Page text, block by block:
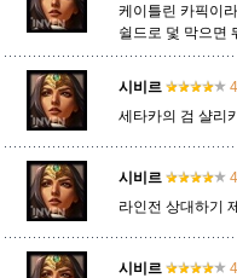
케이틀린 카픽이
쉴드로 덫 막으면
시비르
세타카의 검 샬리
시비르
라인전 상대하기
시비르